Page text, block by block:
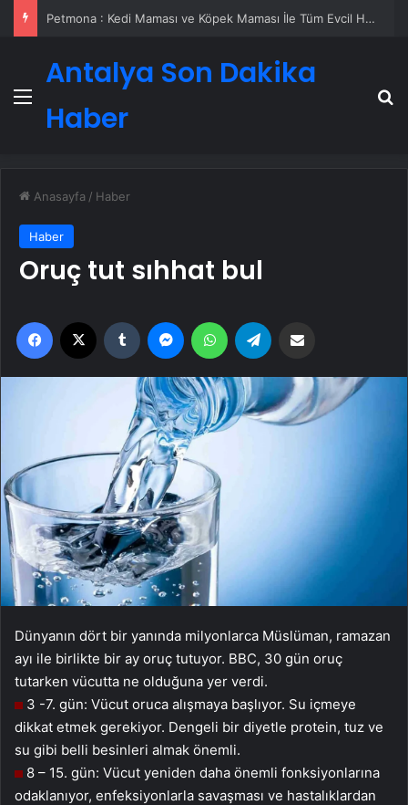
Petmona : Kedi Maması ve Köpek Maması İle Tüm Evcil Hayvan Ürünleri
Menü
Antalya Son Dakika
Haber
Anasayfa / Haber
Haber
Oruç tut sıhhat bul
Facebook Tumblr MessengerWhatsApp
Dünyanın dört bir yanında milyonlarca Müslüman, ramazan
ayı ile birlikte bir ay oruç tutuyor. BBC, 30 gün oruç
tutarken vücutta ne olduğuna yer verdi.
3 -7. gün: Vücut oruca alışmaya başlıyor. Su içmeye
dikkat etmek gerekiyor. Dengeli bir diyetle protein, tuz ve
su gibi belli besinleri almak önemli.
8 – 15. gün: Vücut yeniden daha önemli fonksiyonlarına
odaklanıyor, enfeksiyonlarla savaşması ve hastalıklardan